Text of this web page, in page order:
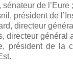
, sénateur de l’Eure ;
, président de
, directeur
, directeur général
, président de la